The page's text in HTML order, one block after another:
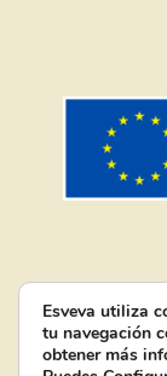
Esveva utiliza
tu navegación
obtener más